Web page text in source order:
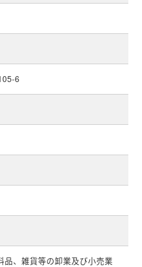
6
品、雑貨等の卸業及び小売業